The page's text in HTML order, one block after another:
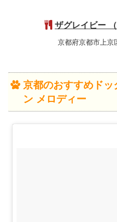
ザグレイビー （
京都府京都市上京
京都のおすすめド
ン メロディー